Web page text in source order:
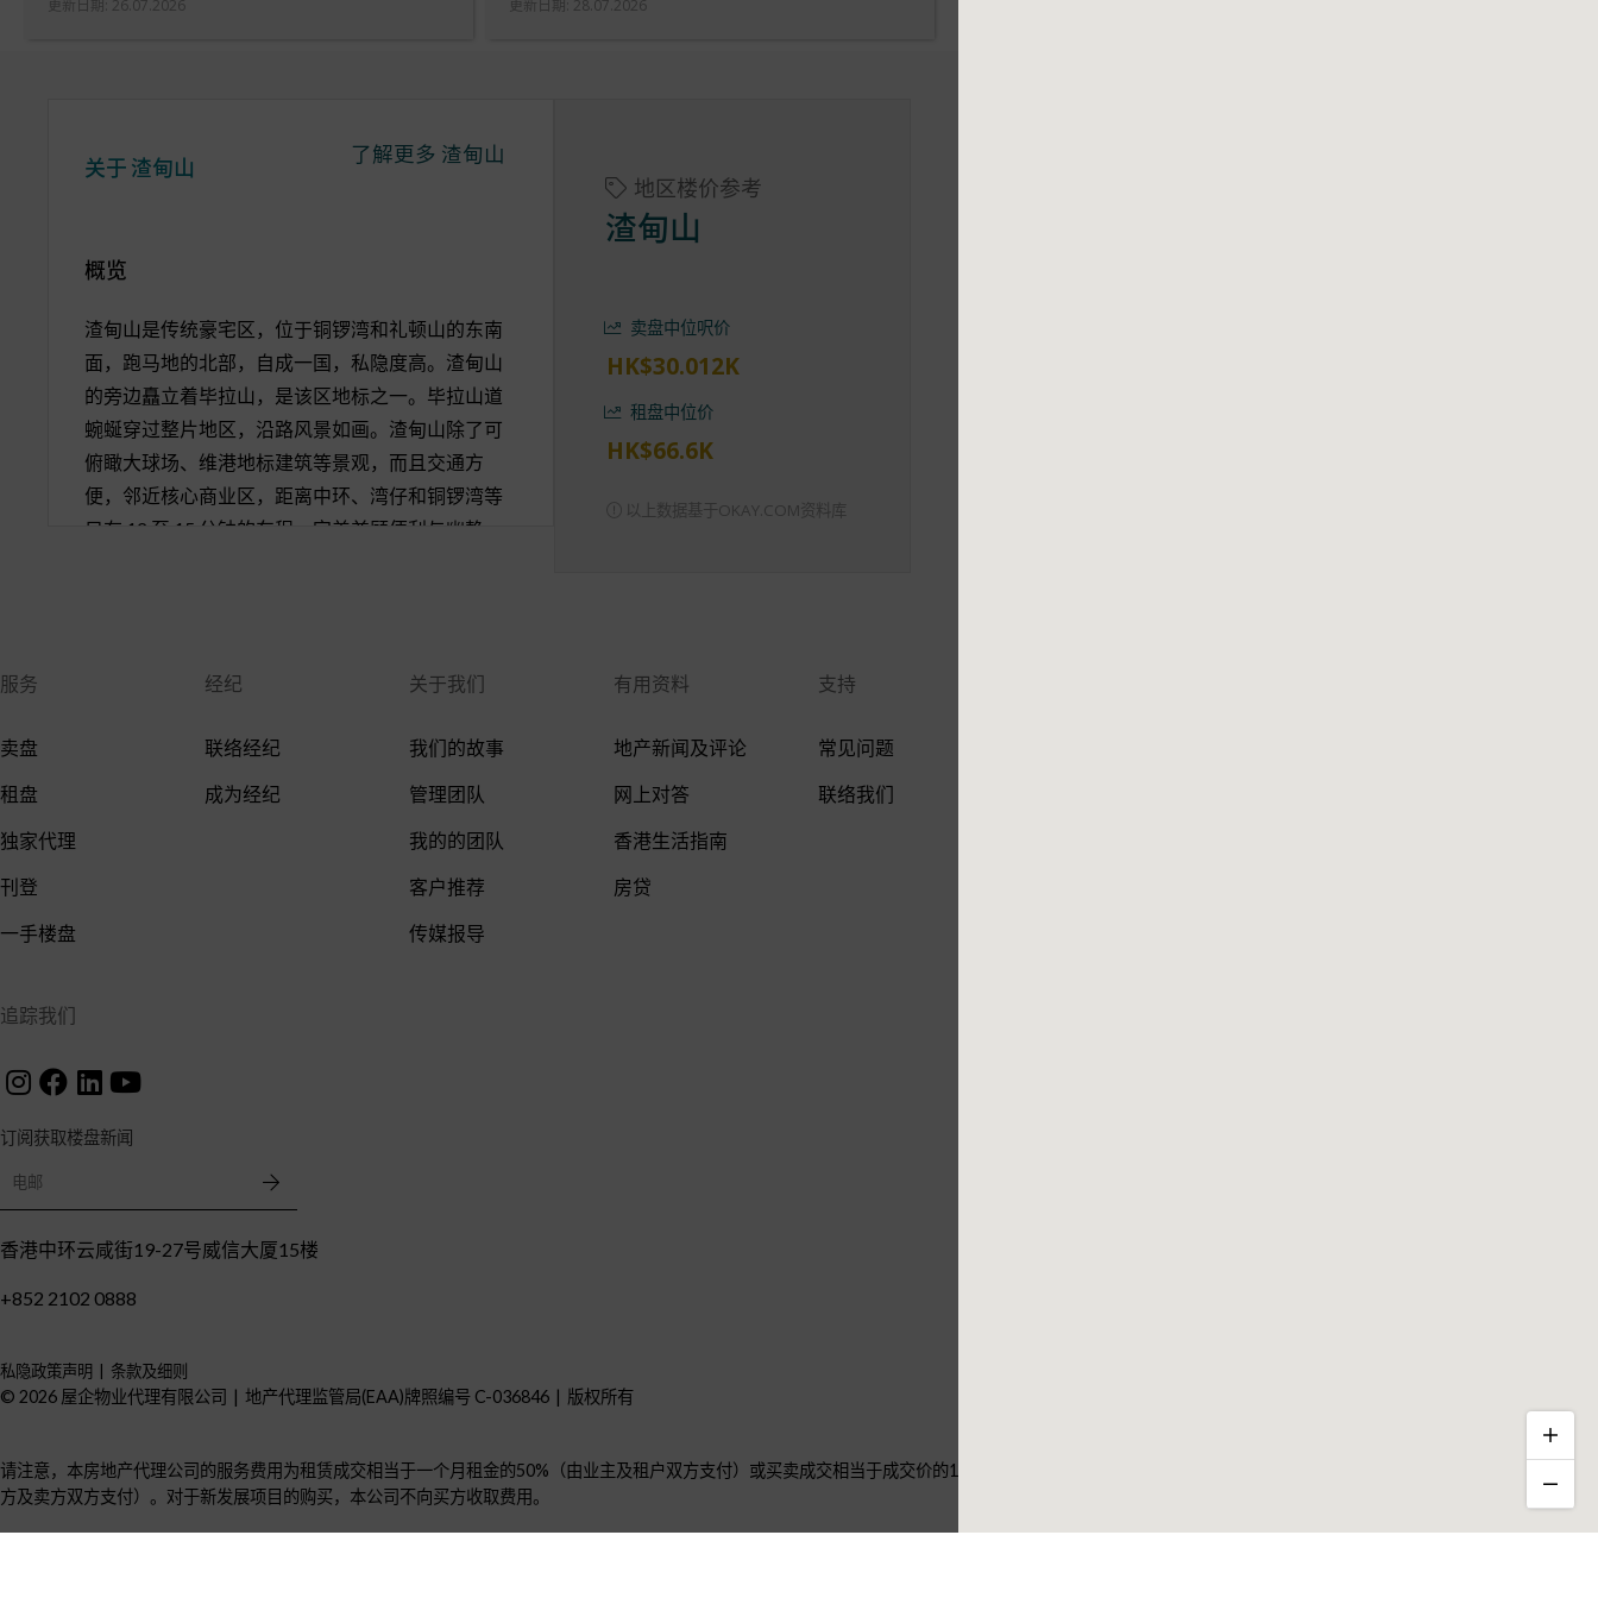
更新日期 26.07.2026 更新日期 28.07.2026
关于 渣甸山
了解更多 渣甸山
概览
渣甸山是传统豪宅区，位于铜锣湾和礼顿山的东南
面，跑马地的北部，自成一国，私隐度高。渣甸山
的旁边矗立着毕拉山，是该区地标之一。毕拉山道
蜿蜒穿过整片地区，沿路风景如画。渣甸山除了可
俯瞰大球场、维港地标建筑等景观，而且交通方
便，邻近核心商业区，距离中环、湾仔和铜锣湾等
只有 12 至 15 分钟的车程，完美兼顾便利与幽静。
出租还是出售都非常抢手。
毕拉山道横跨毕拉山，群山环抱，环境优美，位于
该处的楼盘都能欣赏到城市和山景。房屋供应以豪
宅、别墅及独立屋为主，并提供了豪华会所设施。
宁静清幽私隐度高，所以一直吸引不少名人入市投
阁。
学校
渣甸山群山环抱，包括毕拉山，是热门的住宅区。
因此深受外籍人士和外国家庭的青睐。法国国际学
校和玫瑰岗学校等著名私立学校就在区内，另有宝
第 12 校网，而 12 校网包含全港最著名的公立学
地区楼价参考
渣甸山
卖盘中位呎价
HK$30.012K
租盘中位价
HK$66.6K
以上数据基于OKAY.COM资料库
服务
卖盘
租盘
独家代理
刊登
一手楼盘
经纪
联络经纪
成为经纪
关于我们
我们的故事
管理团队
我的的团队
客户推荐
传媒报导
有用资料
地产新闻及评论
网上对答
香港生活指南
房贷
支持
常见问题
联络我们
追踪我们
订阅获取楼盘新闻
香港中环云咸街19-27号威信大厦15楼
+852 2102 0888
私隐政策声明 条款及细则
© 2026 屋企物业代理有限公司 地产代理监管局(EAA)牌照编号 C-036846 版权所有
请注意，本房地产代理公司的服务费用为租赁成交相当于一个月租金的50%（由业主及租户双方支付）或买卖成交相当于成交价的1%（由买
方及卖方双方支付）。对于新发展项目的购买，本公司不向买方收取费用。